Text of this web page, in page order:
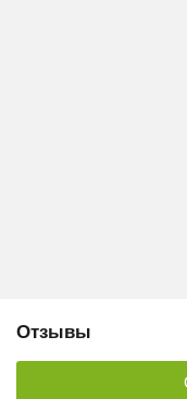
Отзывы